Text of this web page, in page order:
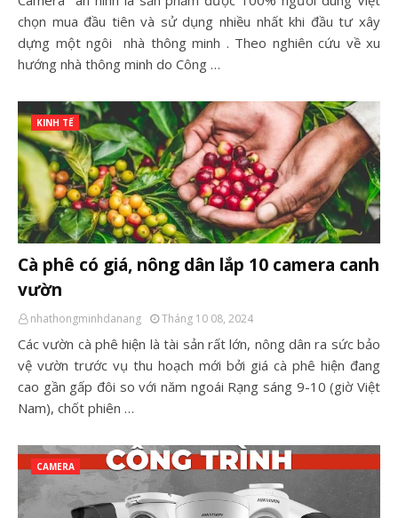
chọn mua đầu tiên và sử dụng nhiều nhất khi đầu tư xây
dựng một ngôi nhà thông minh . Theo nghiên cứu về xu
hướng nhà thông minh do Công …
KINH TẾ
Cà phê có giá, nông dân lắp 10 camera canh
vườn
nhathongminhdanang Tháng 10 08, 2024
Các vườn cà phê hiện là tài sản rất lớn, nông dân ra sức bảo
vệ vườn trước vụ thu hoạch mới bởi giá cà phê hiện đang
cao gần gấp đôi so với năm ngoái Rạng sáng 9-10 (giờ Việt
Nam), chốt phiên …
CAMERA